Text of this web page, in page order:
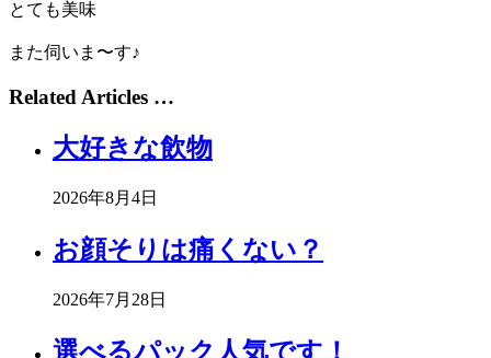
とても美味
また伺いま〜す♪
Related Articles …
大好きな飲物
2026年8月4日
お顔そりは痛くない？
2026年7月28日
選べるパック人気です！